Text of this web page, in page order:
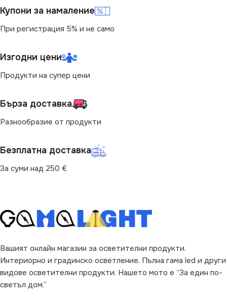
Купони за намаление
При регистрация 5% и не само
Изгодни цени
Продукти на супер цени
Бърза доставка
Разнообразие от продукти
Безплатна доставка
За суми над 250 €
Вашият онлайн магазин за осветителни продукти.
Интериорно и градинско осветление. Пълна гама led и други
видове осветителни продукти. Нашето мото е “За един по-
светъл дом.”